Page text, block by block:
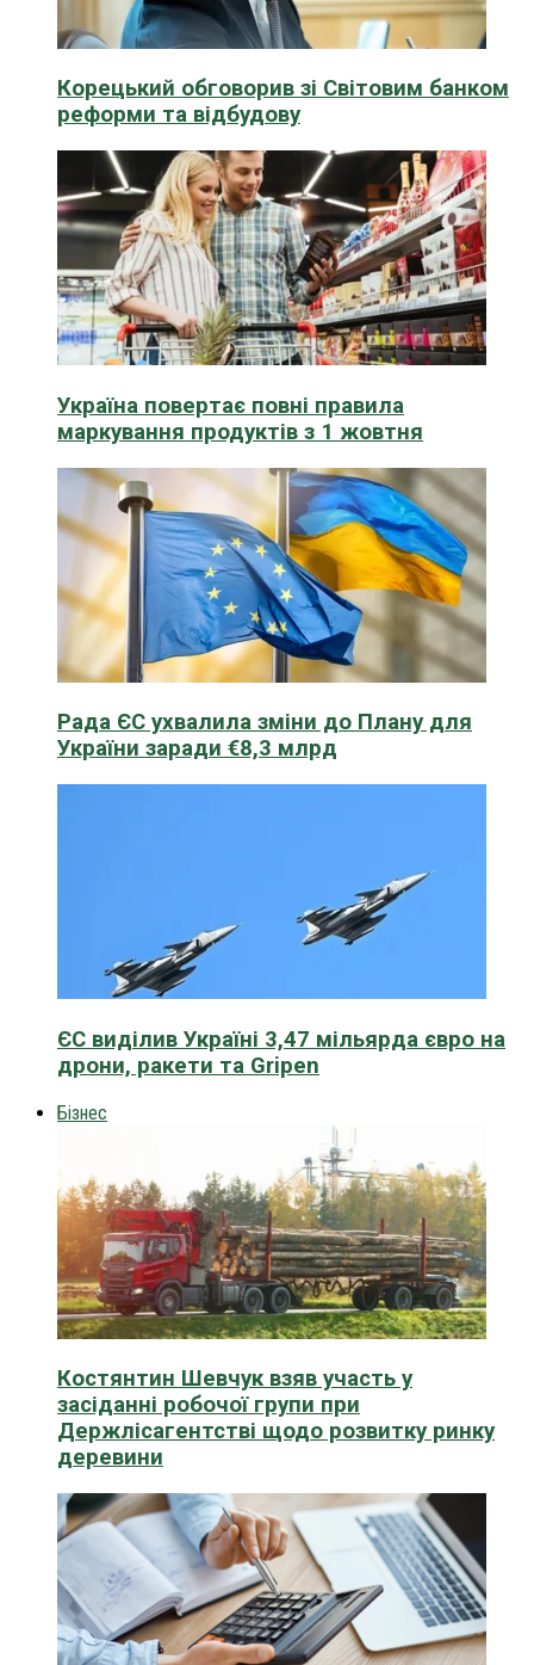
Корецький обговорив зі Світовим банком
реформи та відбудову
Україна повертає повні правила
маркування продуктів з 1 жовтня
Рада ЄС ухвалила зміни до Плану для
України заради €8,3 млрд
ЄС виділив Україні 3,47 мільярда євро на
дрони, ракети та Gripen
Бізнес
Костянтин Шевчук взяв участь у
засіданні робочої групи при
Держлісагентстві щодо розвитку ринку
деревини